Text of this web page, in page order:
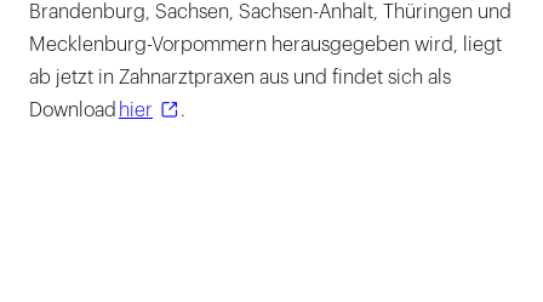
Brandenburg, Sachsen, Sachsen-Anhalt, Thüringen und
Mecklenburg-Vorpommern herausgegeben wird, liegt
ab jetzt in Zahnarztpraxen aus und findet sich als
Download hier .